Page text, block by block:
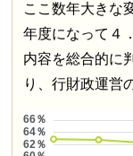
ここ数年大きな
年度になって４
内容を総合的に
り、行財政運営